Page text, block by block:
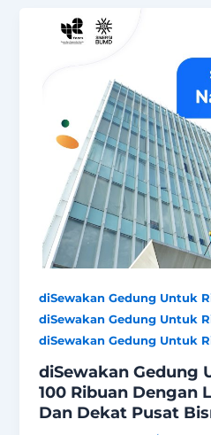
diSewakan Gedung Untuk
diSewakan Gedung Untuk
diSewakan Gedung Untuk
diSewakan Gedung
100 Ribuan Dengan
Dan Dekat Pusat